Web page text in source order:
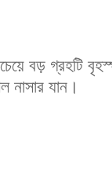
বড় গ্রহটি
যান।